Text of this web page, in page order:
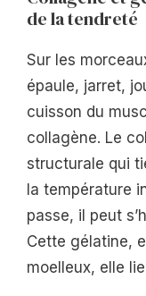
de la tendreté
Sur les
épaule, jarret,
cuisson du
collagène. Le
structurale qui
la température
passe, il peut
Cette gélatine,
moelleux, elle